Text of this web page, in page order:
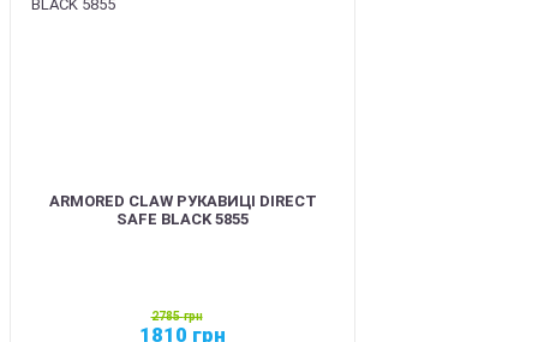
ARMORED CLAW РУКАВИЦІ DIRECT
SAFE BLACK 5855
2785грн
1810 грн